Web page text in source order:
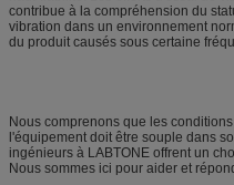
contribue à la compréhension du
vibration dans un environnement
du produit causés sous certaine
Nous comprenons que les
l'équipement doit être souple dans
ingénieurs à LABTONE offrent un
Nous sommes ici pour aider et